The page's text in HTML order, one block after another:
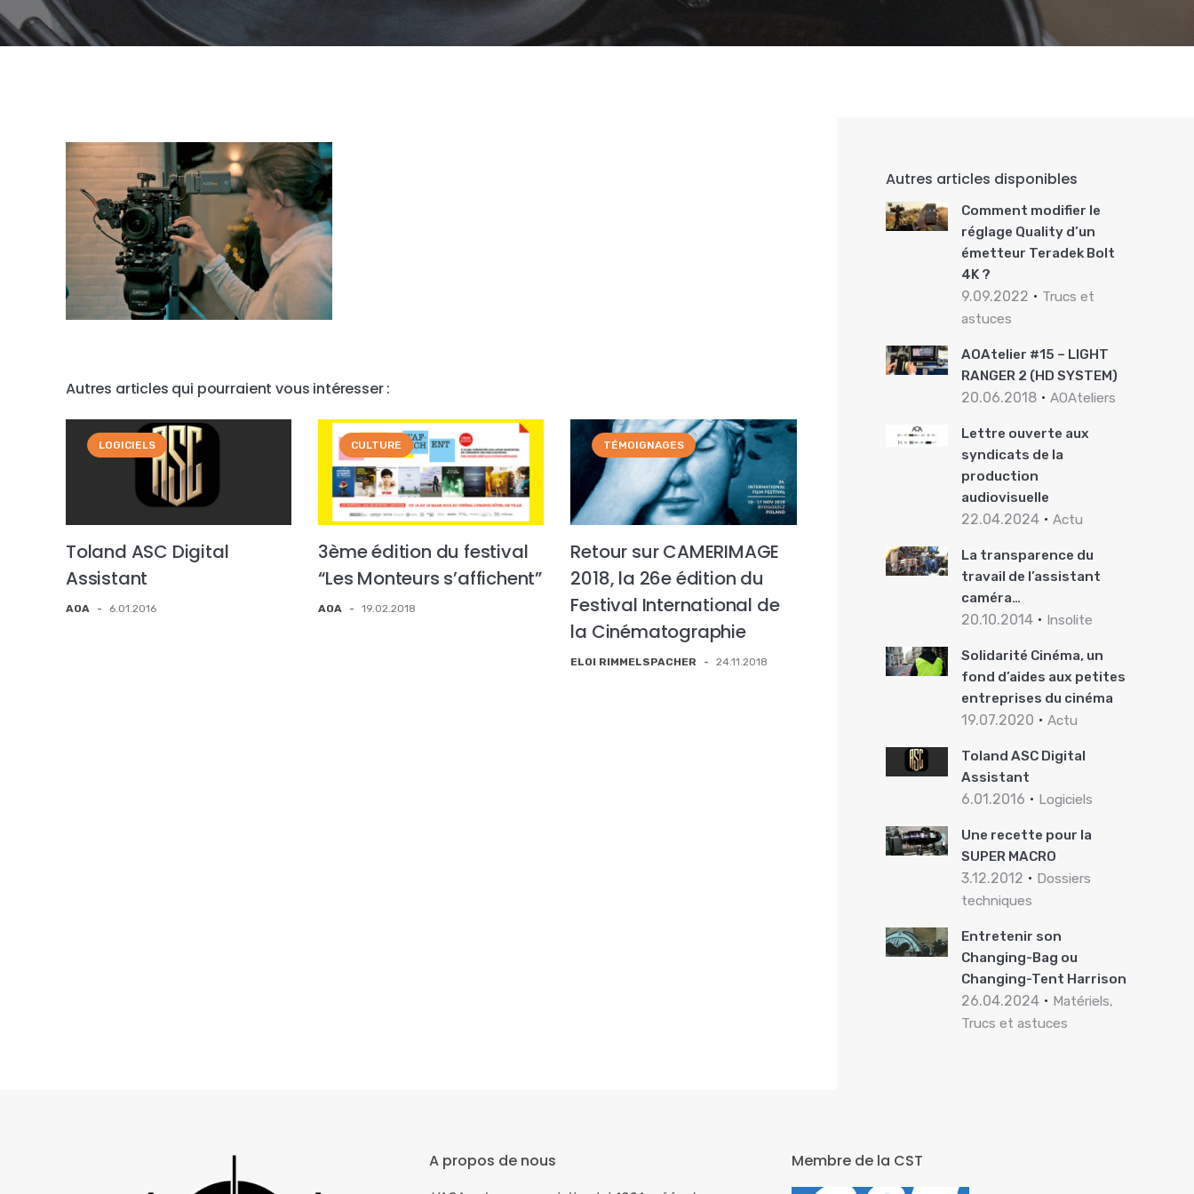
Autres articles qui pourraient vous intéresser :
LOGICIELS
Toland ASC Digital
Assistant
AOA - 6.01.2016
CULTURE
3ème édition du festival
“Les Monteurs s’affichent”
AOA - 19.02.2018
TÉMOIGNAGES
Retour sur CAMERIMAGE
2018, la 26e édition du
Festival International de
la Cinématographie
ELOI RIMMELSPACHER - 24.11.2018
Autres articles disponibles
Comment modifier le
réglage Quality d’un
émetteur Teradek Bolt
4K ?
9.09.2022
Trucs et
astuces
AOAtelier #15 – LIGHT
RANGER 2 (HD SYSTEM)
20.06.2018 AOAteliers
Lettre ouverte aux
syndicats de la
production
audiovisuelle
22.04.2024 Actu
La transparence du
travail de l’assistant
caméra…
20.10.2014 Insolite
Solidarité Cinéma, un
fond d’aides aux petites
entreprises du cinéma
19.07.2020 Actu
Toland ASC Digital
Assistant
6.01.2016 Logiciels
Une recette pour la
SUPER MACRO
3.12.2012
Dossiers
techniques
Entretenir son
Changing-Bag ou
Changing-Tent Harrison
26.04.2024
Matériels,
Trucs et astuces
A propos de nous Membre de la CST